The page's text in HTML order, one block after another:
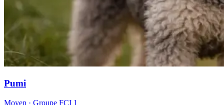
Pumi
Moyen · Groupe FCI 1